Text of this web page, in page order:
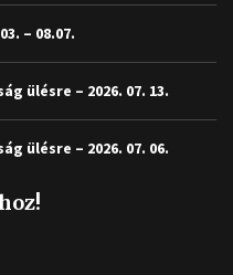
– 08.07.
ülésre – 2026. 07. 13.
ülésre – 2026. 07. 06.